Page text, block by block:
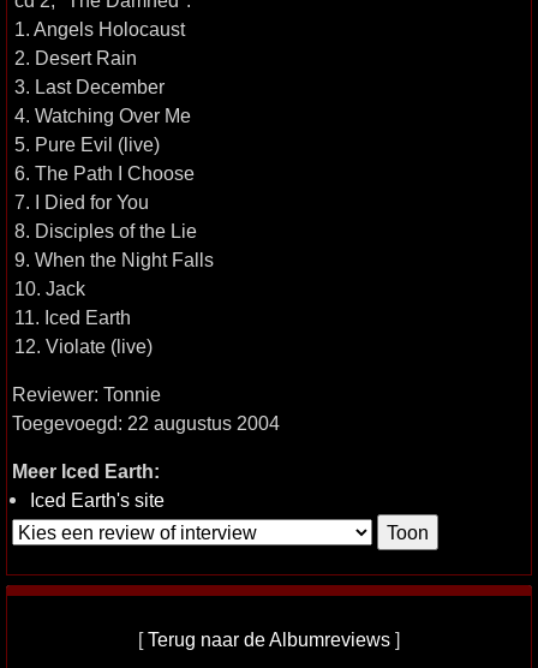
1. Angels Holocaust
2. Desert Rain
3. Last December
4. Watching Over Me
5. Pure Evil (live)
6. The Path I Choose
7. I Died for You
8. Disciples of the Lie
9. When the Night Falls
10. Jack
11. Iced Earth
12. Violate (live)
Reviewer: Tonnie
Toegevoegd: 22 augustus 2004
Meer Iced Earth:
Iced Earth's site
[Terug naar de Albumreviews ]